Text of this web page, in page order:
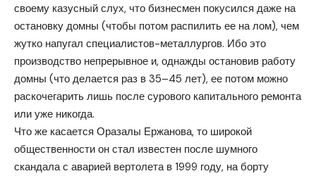
своему казусный слух, что бизнесмен покусился даже на
остановку домны (чтобы потом распилить ее на лом), чем
жутко напугал специалистов-металлургов. Ибо это
производство непрерывное и, однажды остановив работу
домны (что делается раз в 35–45 лет), ее потом можно
раскочегарить лишь после сурового капитального ремонта
или уже никогда.
Что же касается Оразалы Ержанова, то широкой
общественности он стал известен после шумного
скандала с аварией вертолета в 1999 году, на борту